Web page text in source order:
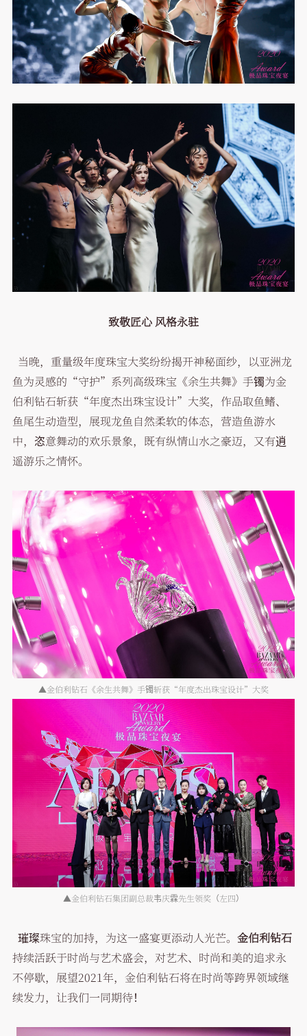
致敬匠心 风格永驻
当晚，重量级年度珠宝大奖纷纷揭开神秘面纱，以亚洲龙
鱼为灵感的“守护”系列高级珠宝《余生共舞》手镯为金
伯利钻石斩获“年度杰出珠宝设计”大奖，作品取鱼鳍、
鱼尾生动造型，展现龙鱼自然柔软的体态，营造鱼游水
中，恣意舞动的欢乐景象，既有纵情山水之豪迈，又有逍
遥游乐之情怀。
▲金伯利钻石《余生共舞》手镯斩获“年度杰出珠宝设计”大奖
▲金伯利钻石集团副总裁韦庆霖先生领奖（左四）
璀璨珠宝的加持，为这一盛宴更添动人光芒。 金伯利钻石
持续活跃于时尚与艺术盛会，对艺术、时尚和美的追求永
不停歇，展望2021年，金伯利钻石将在时尚等跨界领域继
续发力，让我们一同期待！